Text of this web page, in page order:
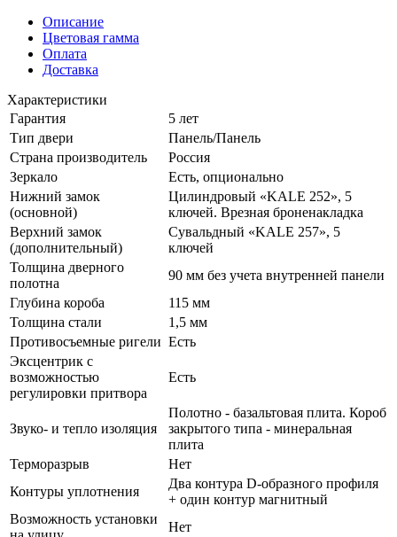
Описание
Цветовая гамма
Оплата
Доставка
Характеристики
Гарантия
5 лет
Тип двери
Панель/Панель
Страна производитель
Россия
Зеркало
Есть, опционально
Нижний замок
(основной)
Цилиндровый «KALE 252», 5
ключей. Врезная броненакладка
Верхний замок
(дополнительный)
Сувальдный «KALE 257», 5
ключей
Толщина дверного
полотна
90 мм без учета внутренней панели
Глубина короба
115 мм
Толщина стали
1,5 мм
Противосъемные ригели Есть
Эксцентрик с
возможностью
регулировки притвора
Есть
Звуко- и тепло изоляция
Полотно - базальтовая плита. Короб
закрытого типа - минеральная
плита
Терморазрыв
Нет
Контуры уплотнения
Два контура D-образного профиля
+ один контур магнитный
Возможность установки
Нет